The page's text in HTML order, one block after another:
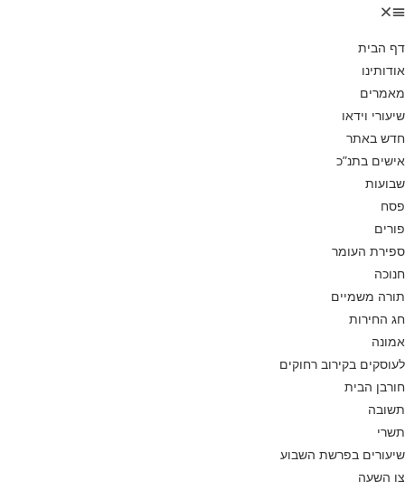
דף הבית
אודותינו
מאמרים
שיעורי וידאו
חדש באתר
אישים בתנ”כ
שבועות
פסח
פורים
ספירת העומר
חנוכה
תורה משמיים
חג החירות
אמונה
לעוסקים בקירוב רחוקים
חורבן הבית
תשובה
תשרי
שיעורים בפרשת השבוע
צו השעה